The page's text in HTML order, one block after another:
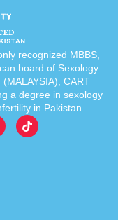
recognized MBBS,
board of Sexology
CART
a degree in sexology
in Pakistan.